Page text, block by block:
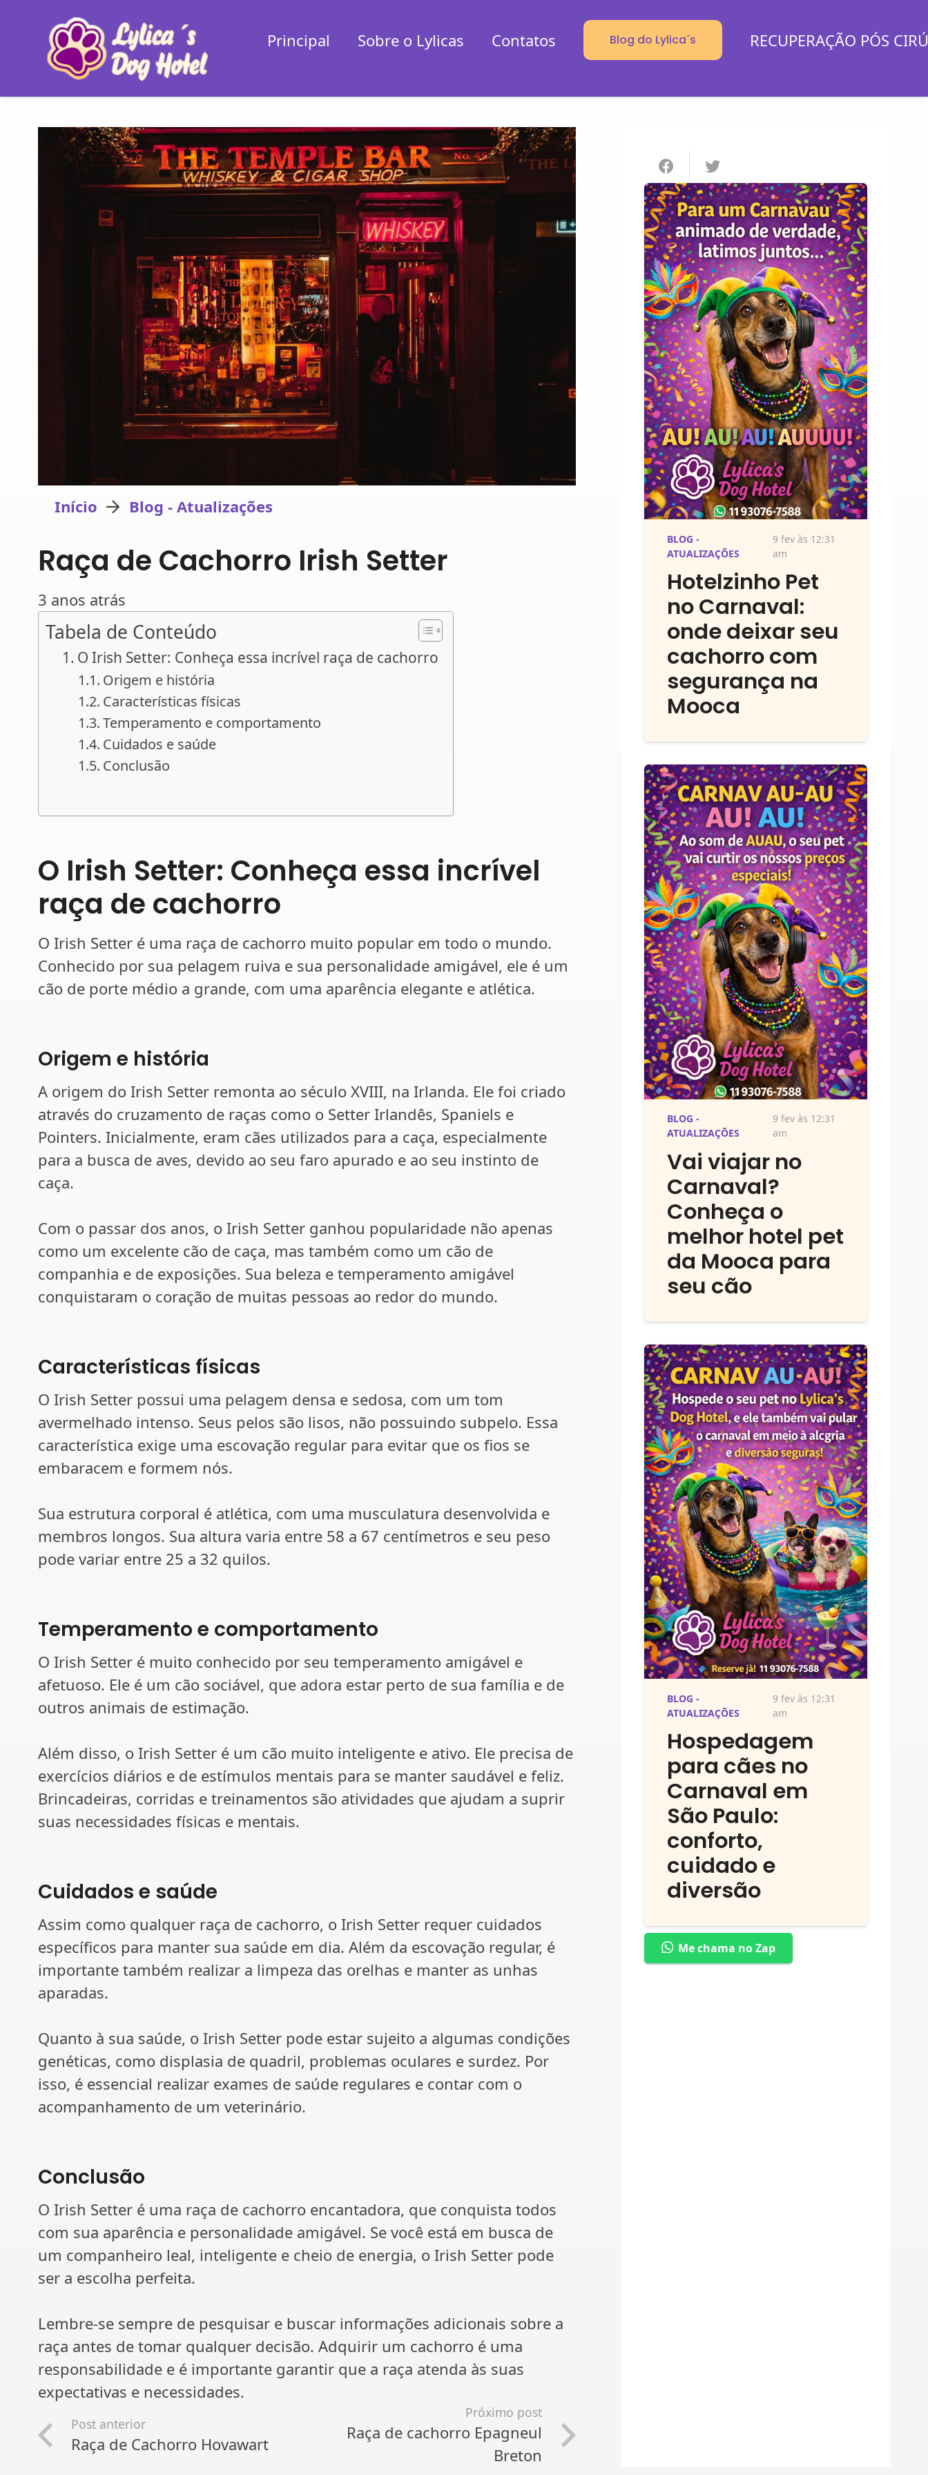
Principal Sobre o Lylicas Contatos Blog do Lylica´s RECUPERAÇÃO PÓS
Início Blog - Atualizações
Raça de Cachorro Irish Setter
3 anos atrás
Tabela de Conteúdo
O Irish Setter: Conheça essa incrível raça de cachorro
Origem e história
Características físicas
Temperamento e comportamento
Cuidados e saúde
Conclusão
O Irish Setter: Conheça essa incrível
raça de cachorro
O Irish Setter é uma raça de cachorro muito popular em todo o mundo.
Conhecido por sua pelagem ruiva e sua personalidade amigável, ele é um
cão de porte médio a grande, com uma aparência elegante e atlética.
Origem e história
A origem do Irish Setter remonta ao século XVIII, na Irlanda. Ele foi criado
através do cruzamento de raças como o Setter Irlandês, Spaniels e
Pointers. Inicialmente, eram cães utilizados para a caça, especialmente
para a busca de aves, devido ao seu faro apurado e ao seu instinto de
caça.
Com o passar dos anos, o Irish Setter ganhou popularidade não apenas
como um excelente cão de caça, mas também como um cão de
companhia e de exposições. Sua beleza e temperamento amigável
conquistaram o coração de muitas pessoas ao redor do mundo.
Características físicas
O Irish Setter possui uma pelagem densa e sedosa, com um tom
avermelhado intenso. Seus pelos são lisos, não possuindo subpelo. Essa
característica exige uma escovação regular para evitar que os fios se
embaracem e formem nós.
Sua estrutura corporal é atlética, com uma musculatura desenvolvida e
membros longos. Sua altura varia entre 58 a 67 centímetros e seu peso
pode variar entre 25 a 32 quilos.
Temperamento e comportamento
O Irish Setter é muito conhecido por seu temperamento amigável e
afetuoso. Ele é um cão sociável, que adora estar perto de sua família e de
outros animais de estimação.
Além disso, o Irish Setter é um cão muito inteligente e ativo. Ele precisa de
exercícios diários e de estímulos mentais para se manter saudável e feliz.
Brincadeiras, corridas e treinamentos são atividades que ajudam a suprir
suas necessidades físicas e mentais.
Cuidados e saúde
Assim como qualquer raça de cachorro, o Irish Setter requer cuidados
específicos para manter sua saúde em dia. Além da escovação regular, é
importante também realizar a limpeza das orelhas e manter as unhas
aparadas.
Quanto à sua saúde, o Irish Setter pode estar sujeito a algumas condições
genéticas, como displasia de quadril, problemas oculares e surdez. Por
isso, é essencial realizar exames de saúde regulares e contar com o
acompanhamento de um veterinário.
Conclusão
O Irish Setter é uma raça de cachorro encantadora, que conquista todos
com sua aparência e personalidade amigável. Se você está em busca de
um companheiro leal, inteligente e cheio de energia, o Irish Setter pode
ser a escolha perfeita.
Lembre-se sempre de pesquisar e buscar informações adicionais sobre a
raça antes de tomar qualquer decisão. Adquirir um cachorro é uma
responsabilidade e é importante garantir que a raça atenda às suas
expectativas e necessidades.
Post anterior
Raça de Cachorro Hovawart
Próximo post
Raça de cachorro Epagneul
Breton
BLOG -
ATUALIZAÇÕES
9 fev às 12:31
am
Hotelzinho Pet
no Carnaval:
onde deixar seu
cachorro com
segurança na
Mooca
BLOG -
ATUALIZAÇÕES
9 fev às 12:31
am
Vai viajar no
Carnaval?
Conheça o
melhor hotel pet
da Mooca para
seu cão
BLOG -
ATUALIZAÇÕES
9 fev às 12:31
am
Hospedagem
para cães no
Carnaval em
São Paulo:
conforto,
cuidado e
diversão
Me chama no Zap